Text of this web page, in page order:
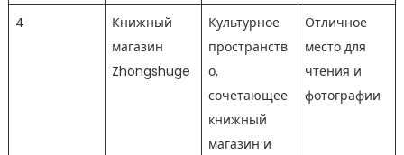
4
Книжный
магазин
Zhongshuge
Культурное
пространств
о,
сочетающее
книжный
магазин и
Отличное
место для
чтения и
фотографии